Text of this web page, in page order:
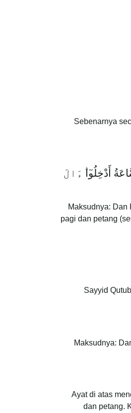
Sebenarnya
أَدْخِلُوا ءَالَ
Maksudnya: Dan
pagi dan petang
Sayyid
Maksudnya:
Ayat di atas
dan petang.